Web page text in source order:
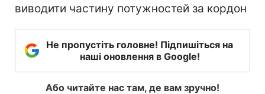
виводити частину потужностей за кордон
Не пропустіть головне! Підпишіться на
наші оновлення в Google!
Або читайте нас там, де вам зручно!